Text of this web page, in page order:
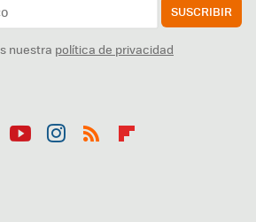
SUSCRIBIR
nuestra política de privacidad